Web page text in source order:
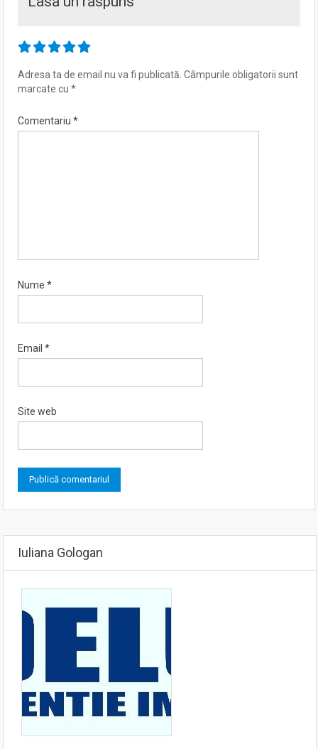
Adresa ta de email nu va fi publicată. Câmpurile obligatorii sunt
marcate cu *
Comentariu *
Nume *
Email *
Site web
Iuliana Gologan